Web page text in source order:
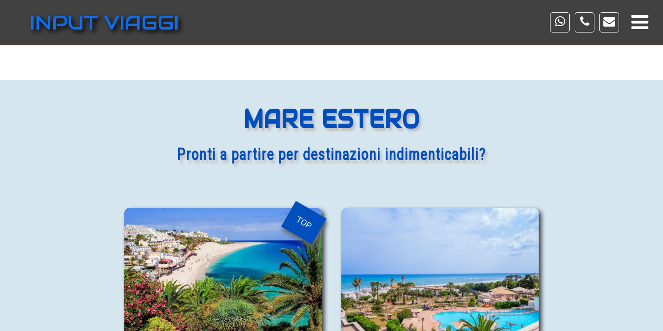
INPUT VIAGGI
MARE ESTERO
Pronti a partire per destinazioni indimenticabili?
TOP